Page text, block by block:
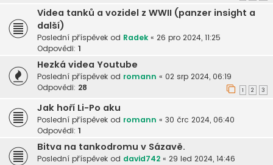
Videa tanků a vozidel z WWII (panzer insight a
další)
Poslední příspěvek od Radek « 26 pro 2024, 11:25
Odpovědi: 1
Hezká videa Youtube
Poslední příspěvek od romann « 02 srp 2024, 06:19
Odpovědi: 28 1 2 3
Jak hoří Li-Po aku
Poslední příspěvek od romann « 30 črc 2024, 06:40
Odpovědi: 1
Bitva na tankodromu v Sázavě.
Poslední příspěvek od david742 « 29 led 2024, 14:46